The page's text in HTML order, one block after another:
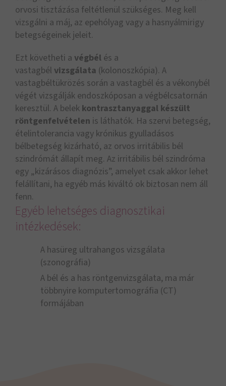
orvosi tisztázása feltétlenül szükséges. Meg kell
vizsgálni a máj, az epehólyag vagy a hasnyálmirigy
betegségeinek jeleit.
Ezt követheti a végbél és a
vastagbél vizsgálata (kolonoszkópia). A
vastagbéltükrözés során a vastagbél és a vékonybél
végét vizsgálják endoszkóposan a végbélcsatornán
keresztül. A belek kontrasztanyaggal készült
röntgenfelvételen is láthatók. Ha szervi betegség,
ételintolerancia vagy krónikus gyulladásos
bélbetegség kizárható, az orvos irritábilis bél
szindrómát állapít meg. Az irritábilis bél szindróma
egy „kizárásos diagnózis”, amelyet csak akkor lehet
felállítani, ha egyéb más kiváltó ok biztosan nem áll
fenn.
Egyéb lehetséges diagnosztikai
intézkedések:
A hasüreg ultrahangos vizsgálata
(szonográfia)
A bél és a has röntgenvizsgálata, ma már
többnyire komputertomográfia (CT)
formájában